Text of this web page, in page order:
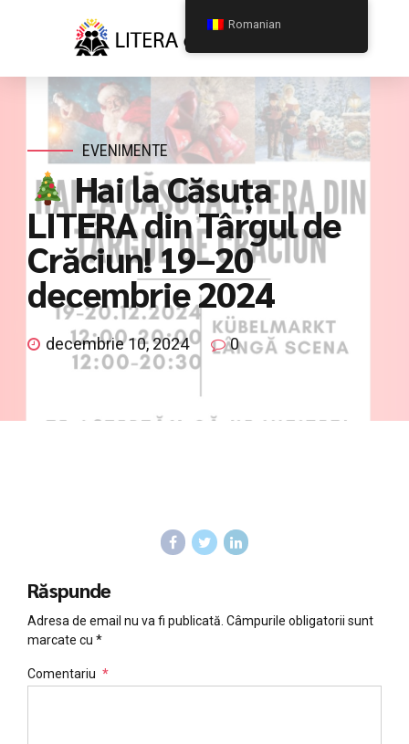
EVENIMENTE
Hai la Căsuța
LITERA din Târgul de
Crăciun! 19–20
decembrie 2024
decembrie 10, 2024 0
Răspunde
Adresa de email nu va fi publicată. Câmpurile obligatorii sunt
marcate cu *
Comentariu *
Romanian